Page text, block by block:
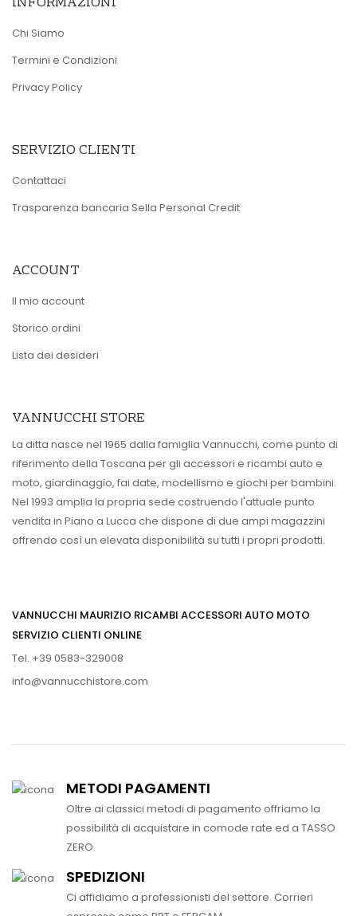
Chi Siamo
Termini e Condizioni
Privacy Policy
SERVIZIO CLIENTI
Contattaci
Trasparenza bancaria Sella Personal Credit
ACCOUNT
Il mio account
Storico ordini
Lista dei desideri
VANNUCCHI STORE
La ditta nasce nel 1965 dalla famiglia Vannucchi, come punto di
riferimento della Toscana per gli accessori e ricambi auto e
moto, giardinaggio, fai date, modellismo e giochi per bambini.
Nel 1993 amplia la propria sede costruendo l'attuale punto
vendita in Piano a Lucca che dispone di due ampi magazzini
offrendo così un elevata disponibilità su tutti i propri prodotti.
VANNUCCHI MAURIZIO RICAMBI ACCESSORI AUTO MOTO
SERVIZIO CLIENTI ONLINE
Tel. +39 0583-329008
info@vannucchistore.com
METODI PAGAMENTI
Oltre ai classici metodi di pagamento offriamo la
possibilità di acquistare in comode rate ed a TASSO
ZERO.
SPEDIZIONI
Ci affidiamo a professionisti del settore. Corrieri